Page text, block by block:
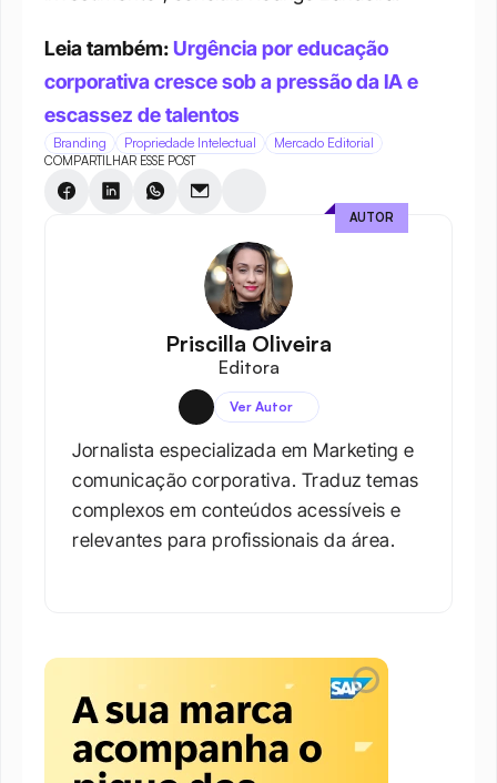
Leia também: Urgência por educação
corporativa cresce sob a pressão da IA e
escassez de talentos
Branding Propriedade Intelectual Mercado Editorial
COMPARTILHAR ESSE POST
Priscilla Oliveira
Editora
Ver Autor
Jornalista especializada em Marketing e
comunicação corporativa. Traduz temas
complexos em conteúdos acessíveis e
relevantes para profissionais da área.​
AUTOR